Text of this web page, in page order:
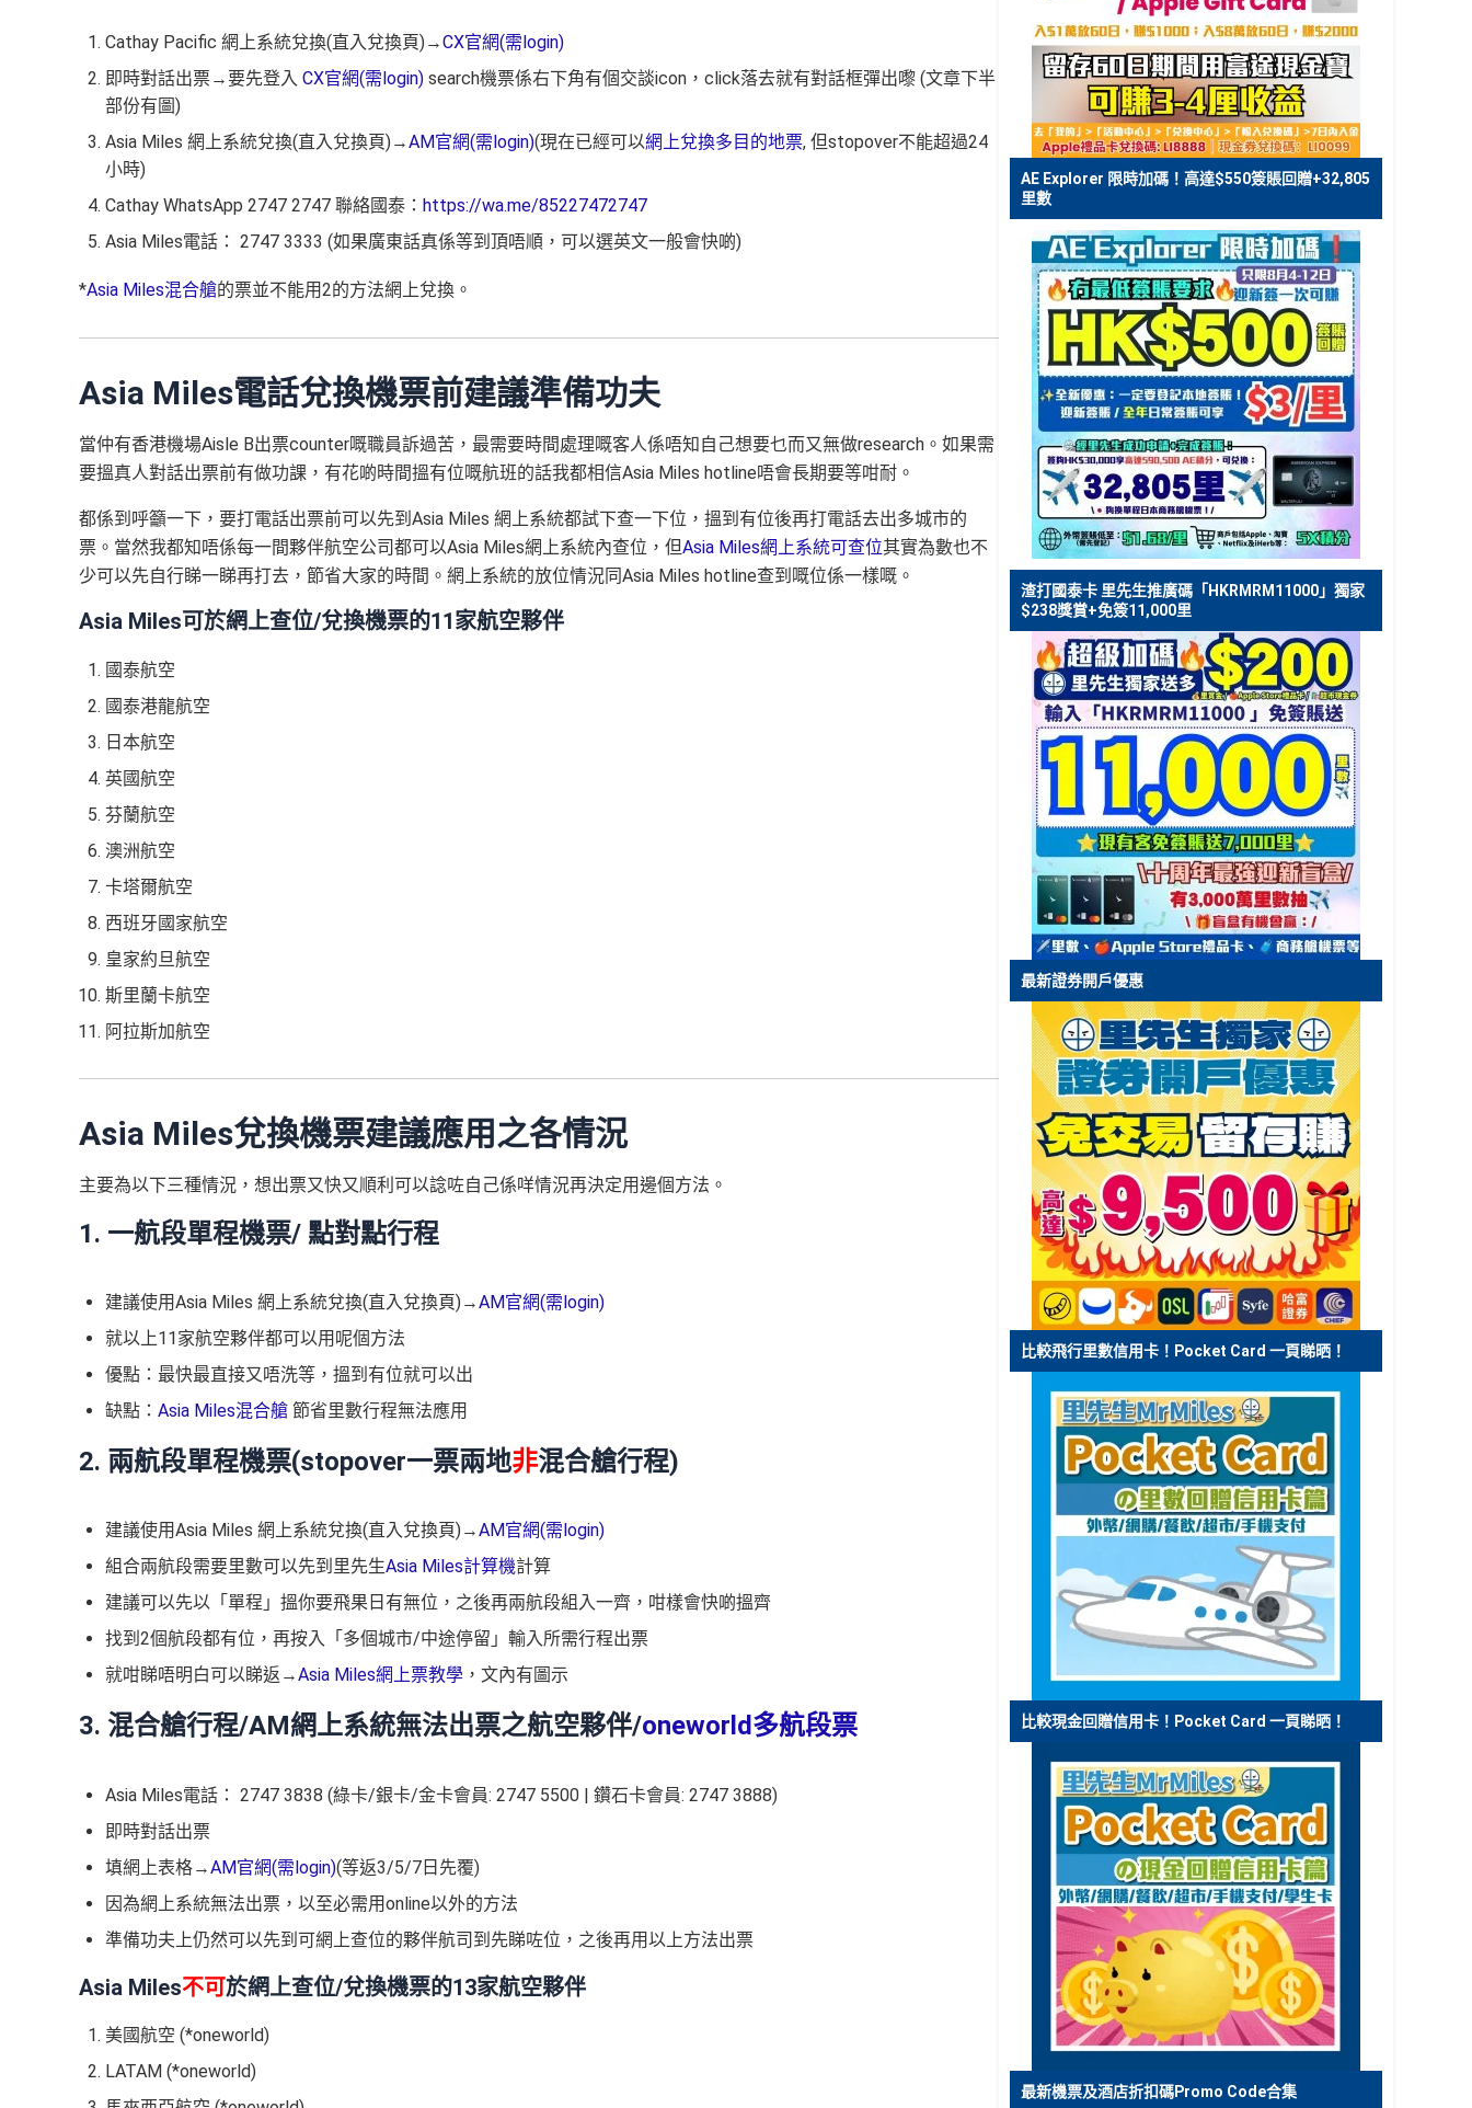
Cathay Pacific 網上系統兌換(直入兌換頁)→CX官網(需login)
即時對話出票→要先登入 CX官網(需login) search機票係右下角有個交談icon，click落去就有對話框彈出嚟 (文章下半
部份有圖)
Asia Miles 網上系統兌換(直入兌換頁)→AM官網(需login)(現在已經可以網上兌換多目的地票, 但stopover不能超過24
小時)
Cathay WhatsApp 2747 2747 聯絡國泰： https://wa.me/85227472747
Asia Miles電話： 2747 3333 (如果廣東話真係等到頂唔順，可以選英文一般會快啲)
*Asia Miles混合艙的票並不能用2的方法網上兌換。
Asia Miles電話兌換機票前建議準備功夫
當仲有香港機場Aisle B出票counter嘅職員訴過苦，最需要時間處理嘅客人係唔知自己想要乜而又無做research。如果需
要搵真人對話出票前有做功課，有花啲時間搵有位嘅航班的話我都相信Asia Miles hotline唔會長期要等咁耐。
都係到呼籲一下，要打電話出票前可以先到Asia Miles 網上系統都試下查一下位，搵到有位後再打電話去出多城市的
票。當然我都知唔係每一間夥伴航空公司都可以Asia Miles網上系統內查位，但Asia Miles網上系統可查位其實為數也不
少可以先自行睇一睇再打去，節省大家的時間。網上系統的放位情況同Asia Miles hotline查到嘅位係一樣嘅。
Asia Miles可於網上查位/兌換機票的11家航空夥伴
國泰航空
國泰港龍航空
日本航空
英國航空
芬蘭航空
澳洲航空
卡塔爾航空
西班牙國家航空
皇家約旦航空
斯里蘭卡航空
阿拉斯加航空
Asia Miles兌換機票建議應用之各情況
主要為以下三種情況，想出票又快又順利可以諗咗自己係咩情況再決定用邊個方法。
1. 一航段單程機票/ 點對點行程
建議使用Asia Miles 網上系統兌換(直入兌換頁)→AM官網(需login)
就以上11家航空夥伴都可以用呢個方法
優點：最快最直接又唔洗等，搵到有位就可以出
缺點： Asia Miles混合艙 節省里數行程無法應用
2. 兩航段單程機票(stopover一票兩地非混合艙行程)
建議使用Asia Miles 網上系統兌換(直入兌換頁)→AM官網(需login)
組合兩航段需要里數可以先到里先生Asia Miles計算機計算
建議可以先以「單程」搵你要飛果日有無位，之後再兩航段組入一齊，咁樣會快啲搵齊
找到2個航段都有位，再按入「多個城市/中途停留」輸入所需行程出票
就咁睇唔明白可以睇返→Asia Miles網上票教學 ，文內有圖示
3. 混合艙行程/AM網上系統無法出票之航空夥伴/oneworld多航段票
Asia Miles電話： 2747 3838 (綠卡/銀卡/金卡會員: 2747 5500 | 鑽石卡會員: 2747 3888)
即時對話出票
填網上表格→AM官網(需login)(等返3/5/7日先覆)
因為網上系統無法出票，以至必需用online以外的方法
準備功夫上仍然可以先到可網上查位的夥伴航司到先睇咗位，之後再用以上方法出票
Asia Miles不可於網上查位/兌換機票的13家航空夥伴
美國航空 (*oneworld)
LATAM (*oneworld)
AE Explorer 限時加碼！高達$550簽賬回贈+32,805
里數
渣打國泰卡 里先生推廣碼「HKRMRM11000」獨家
$238獎賞+免簽11,000里
最新證券開戶優惠
比較飛行里數信用卡！Pocket Card 一頁睇晒！
比較現金回贈信用卡！Pocket Card 一頁睇晒！
最新機票及酒店折扣碼Promo Code合集